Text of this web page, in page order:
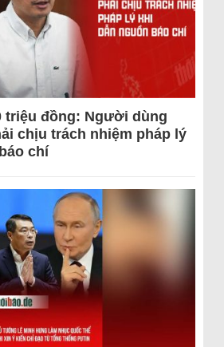
triệu đồng: Người dùng
chịu trách nhiệm pháp lý
chí